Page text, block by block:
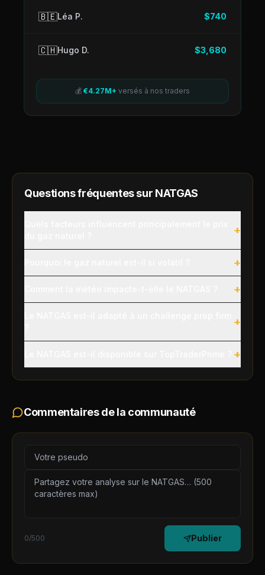
🇧🇪Léa P. $740
🇨🇭Hugo D. $3,680
💰 €4.27M+ versés à nos traders
Questions fréquentes sur NATGAS
+
+
+
+
+
Commentaires de la communauté
0/500 Publier